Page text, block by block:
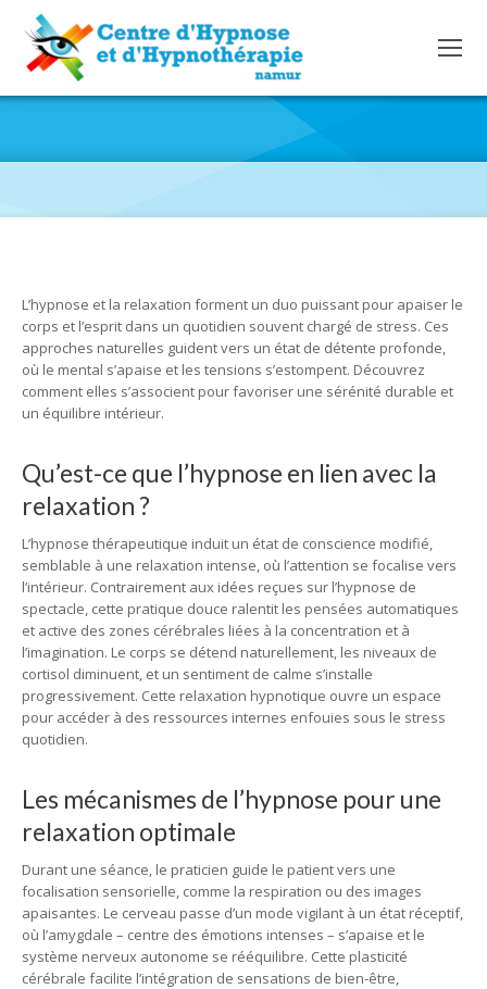
HYPNOSE ET RELAXATION : UNE ALLIANCE POUR UN BIEN-
ÊTRE PROFOND
L’hypnose et la relaxation forment un duo puissant pour apaiser le
corps et l’esprit dans un quotidien souvent chargé de stress. Ces
approches naturelles guident vers un état de détente profonde,
où le mental s’apaise et les tensions s’estompent. Découvrez
comment elles s’associent pour favoriser une sérénité durable et
un équilibre intérieur.
Qu’est-ce que l’hypnose en lien avec la
relaxation ?
L’hypnose thérapeutique induit un état de conscience modifié,
semblable à une relaxation intense, où l’attention se focalise vers
l’intérieur. Contrairement aux idées reçues sur l’hypnose de
spectacle, cette pratique douce ralentit les pensées automatiques
et active des zones cérébrales liées à la concentration et à
l’imagination. Le corps se détend naturellement, les niveaux de
cortisol diminuent, et un sentiment de calme s’installe
progressivement. Cette relaxation hypnotique ouvre un espace
pour accéder à des ressources internes enfouies sous le stress
quotidien.
Les mécanismes de l’hypnose pour une
relaxation optimale
Durant une séance, le praticien guide le patient vers une
focalisation sensorielle, comme la respiration ou des images
apaisantes. Le cerveau passe d’un mode vigilant à un état réceptif,
où l’amygdale – centre des émotions intenses – s’apaise et le
système nerveux autonome se rééquilibre. Cette plasticité
cérébrale facilite l’intégration de sensations de bien-être,